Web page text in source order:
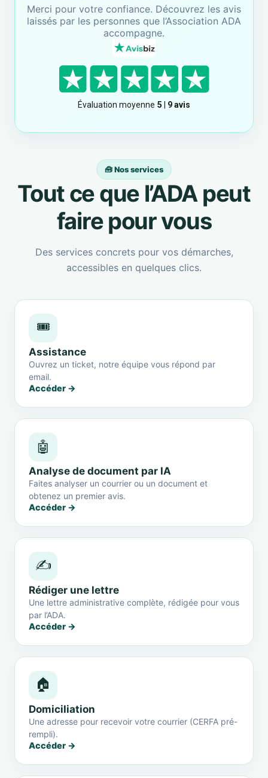
Merci pour votre confiance. Découvrez les avis
laissés par les personnes que l’Association ADA
accompagne.
🧰 Nos services
Tout ce que l’ADA peut
faire pour vous
Des services concrets pour vos démarches,
accessibles en quelques clics.
🎟️
Assistance
Ouvrez un ticket, notre équipe vous répond par
email.
Accéder →
🤖
Analyse de document par IA
Faites analyser un courrier ou un document et
obtenez un premier avis.
Accéder →
✍️
Rédiger une lettre
Une lettre administrative complète, rédigée pour vous
par l’ADA.
Accéder →
🏠
Domiciliation
Une adresse pour recevoir votre courrier (CERFA pré-
rempli).
Accéder →